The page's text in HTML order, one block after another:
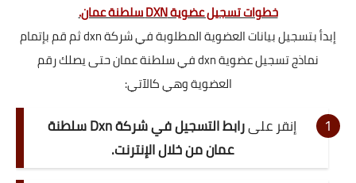
خطوات تسجيل عضوية DXN سلطنة عمان.
إبدأ بتسجيل بيانات العضوية المطلوبة في شركة dxn ثم قم بإتمام
نماذج تسجيل عضوية dxn في سلطنة عمان حتى يصلك رقم
العضوية وهي كالآتي:
إنقر على
رابط التسجيل في شركة Dxn سلطنة
عمان من خلال الإنترنت.